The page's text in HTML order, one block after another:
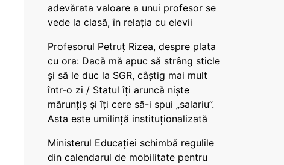
adevărata valoare a unui profesor se
vede la clasă, în relația cu elevii
Profesorul Petruț Rizea, despre plata
cu ora: Dacă mă apuc să strâng sticle
și să le duc la SGR, câștig mai mult
într-o zi / Statul îți aruncă niște
mărunțiș și îți cere să-i spui „salariu”.
Asta este umilință instituționalizată
Ministerul Educației schimbă regulile
din calendarul de mobilitate pentru